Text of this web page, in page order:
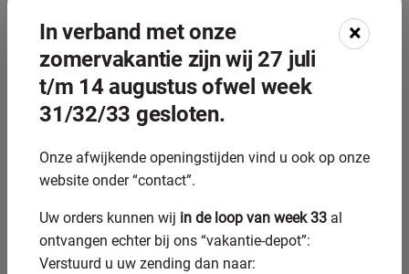
motoronderdelen, in de hydrauliek voor cilinders en
kleppen, en in de medische technologie voor implantaten
en instrumenten.
Zachte materialen zoals aluminium en koper zijn minder
geschikt omdat ze de slijpsteen kunnen dichtsmeren, wat
Wat zijn de voordelen van
CNC-rondslijpen ten
opzichte van conventioneel
In verband met onze
zomervakantie zijn wij 27 juli
t/m 14 augustus ofwel week
31/32/33 gesloten.
×
Onze afwijkende openingstijden vind u ook op onze
website onder “contact”.
Uw orders kunnen wij in de loop van week 33 al
ontvangen echter bij ons “vakantie-depot”:
Verstuurd u uw zending dan naar: